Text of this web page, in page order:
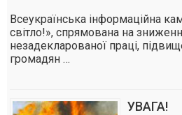
Всеукраїнська інформаційна
світло!», спрямована на
незадекларованої праці,
громадян …
УВАГА!